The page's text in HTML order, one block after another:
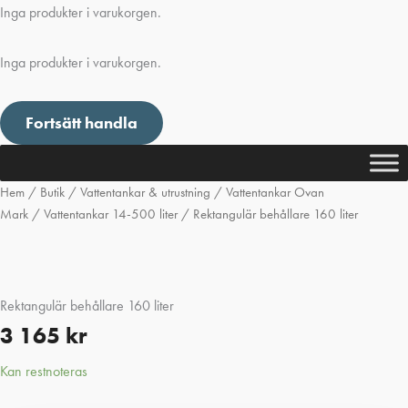
Inga produkter i varukorgen.
Inga produkter i varukorgen.
Fortsätt handla
Hem / Butik / Vattentankar & utrustning / Vattentankar Ovan
Mark / Vattentankar 14-500 liter/ Rektangulär behållare 160 liter
Rektangulär behållare 160 liter
3 165 kr
Kan restnoteras